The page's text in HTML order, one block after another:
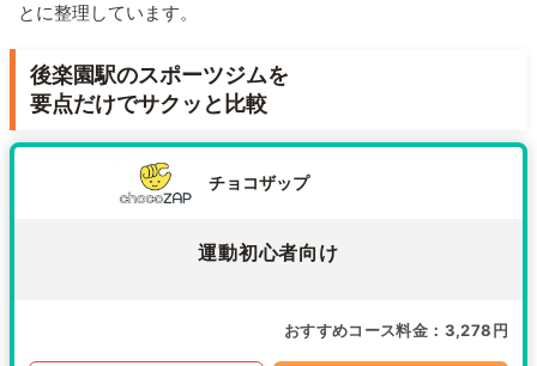
とに整理しています。
後楽園駅のスポーツジムを
要点だけでサクッと比較
チョコザップ
運動初心者向け
おすすめコース料金 3,278円